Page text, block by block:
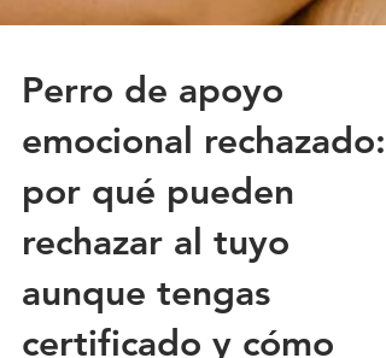
Perro de apoyo
emocional rechazado:
por qué pueden